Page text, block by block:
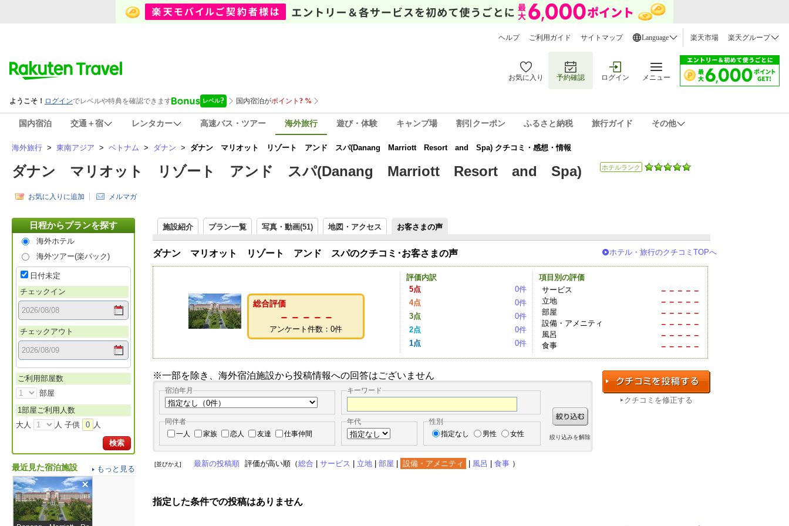
ヘルプ ご利用ガイド サイトマップ Language 楽天市場 楽天グループ
お気に入り 予約確認 ログイン メニュー
国内宿泊 交通＋宿 レンタカー 高速バス・ツアー 海外旅行 遊び・体験 キャンプ場 割引クーポン ふるさと納税 旅行ガイド その他
海外旅行 > 東南アジア > ベトナム > ダナン > ダナン マリオット リゾート アンド スパ(Danang Marriott Resort and Spa) クチコミ・感想・情報
ダナン マリオット リゾート アンド スパ(Danang Marriott Resort and Spa) ホテルランク
お気に入りに追加 メルマガ
日程からプランを探す
海外ホテル
海外ツアー(楽パック)
日付未定
チェックイン
チェックアウト
ご利用部屋数
部屋
1部屋ご利用人数
大人
人 子供 0 人
検索
最近見た宿泊施設 もっと見る
施設紹介 プラン一覧 写真・動画(51) 地図・アクセス お客さまの声
ダナン マリオット リゾート アンド スパのクチコミ･お客さまの声
総合評価
－－－－－
アンケート件数：0件
評価内訳
5点
0件
4点
0件
3点
0件
2点
0件
1点
0件
項目別の評価
サービス
－－－－－
立地 －－－－－
部屋 －－－－－
設備・アメニティ －－－－－
風呂 －－－－－
食事 －－－－－
※一部を除き、海外宿泊施設から投稿情報への回答はございません
宿泊年月 キーワード
同伴者
一人
家族 恋人 友達 仕事仲間
年代
性別
指定なし
男性 女性 絞り込みを解除
[並びかえ] 最新の投稿順 評価が高い順（総合 サービス 立地 部屋 設備・アメニティ 風呂 食事 ）
指定した条件での投稿はありません
クチコミを修正する
ホテル・旅行のクチコミTOPへ